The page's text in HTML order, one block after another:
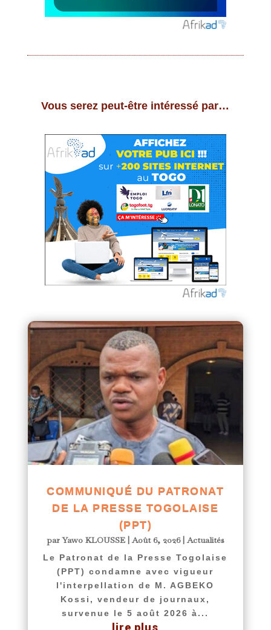
Vous serez peut-être intéressé par…
COMMUNIQUÉ DU PATRONAT
DE LA PRESSE TOGOLAISE
(PPT)
parYawo KLOUSSE|Août 6, 2026|Actualités
Le Patronat de la Presse Togolaise
(PPT) condamne avec vigueur
l'interpellation de M. AGBEKO
Kossi, vendeur de journaux,
survenue le 5 août 2026 à...